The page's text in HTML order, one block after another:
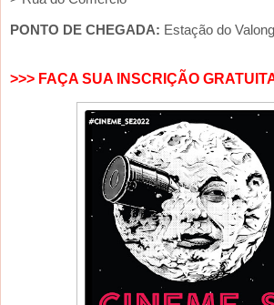
PONTO DE CHEGADA: Estação do
>>> FAÇA SUA INSCRIÇÃO